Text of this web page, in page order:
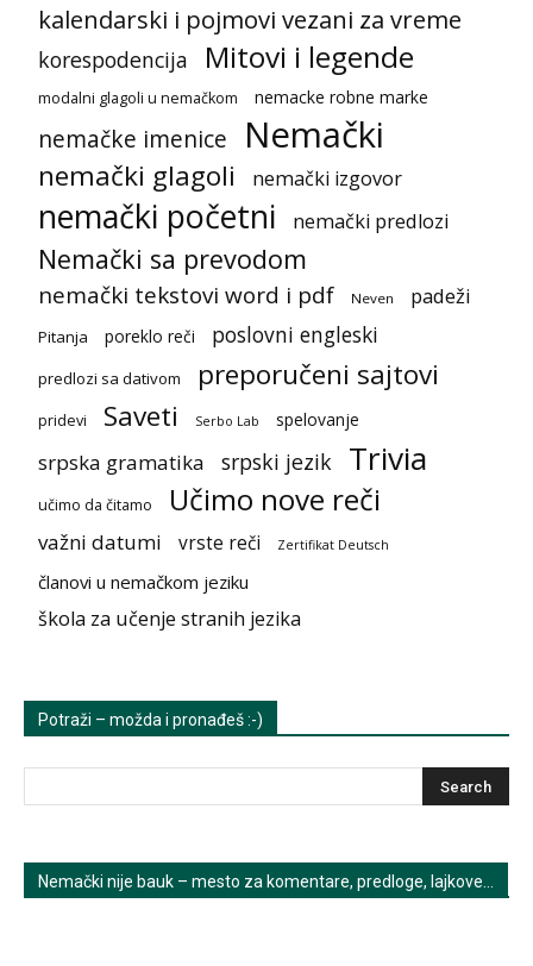
kalendarski i pojmovi vezani za vreme
korespodencija Mitovi i legende
modalni glagoli u nemačkom nemacke robne marke
nemačke imenice Nemački
nemački glagoli nemački izgovor
nemački početni nemački predlozi
Nemački sa prevodom
nemački tekstovi word i pdf Neven padeži
Pitanja poreklo reči poslovni engleski
predlozi sa dativom preporučeni sajtovi
pridevi Saveti Serbo Lab spelovanje
srpska gramatika srpski jezik Trivia
učimo da čitamo Učimo nove reči
važni datumi vrste reči Zertifikat Deutsch
članovi u nemačkom jeziku
škola za učenje stranih jezika
Potraži – možda i pronađeš :-)
Nemački nije bauk – mesto za komentare, predloge, lajkove…